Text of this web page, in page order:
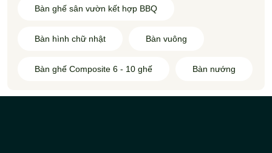
Bàn ghế sân vườn kết hợp BBQ
Bàn hình chữ nhật Bàn vuông
Bàn ghế Composite 6 - 10 ghế Bàn nướng